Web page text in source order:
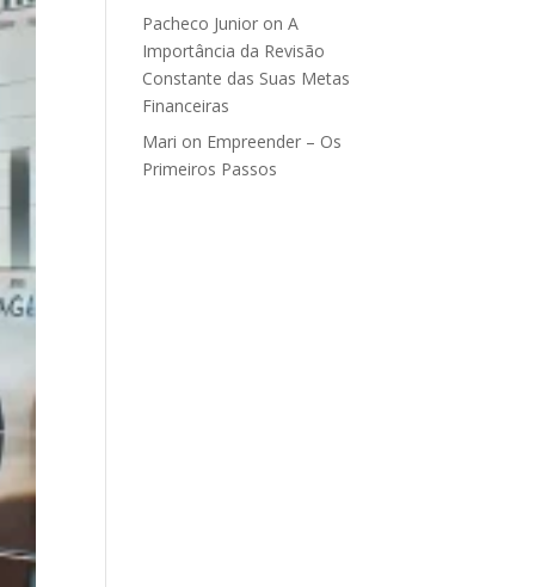
Pacheco Junior onA
Importância da Revisão
Constante das Suas Metas
Financeiras
Mari on Empreender – Os
Primeiros Passos